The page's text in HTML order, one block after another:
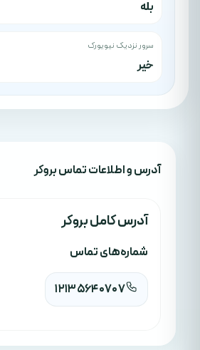
بله
سرور نزدیک نیویورک
خیر
آدرس‌ و اطلاعات تماس بروکر
آدرس کامل بروکر
شماره‌های تماس
12135640707